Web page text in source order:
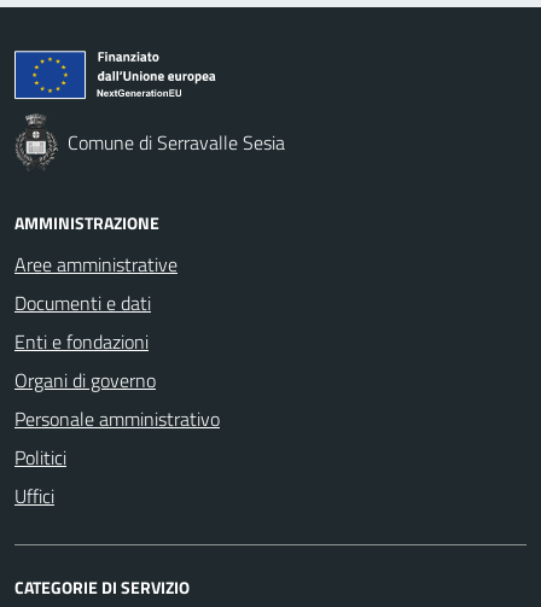
Comune di Serravalle Sesia
AMMINISTRAZIONE
Aree amministrative
Documenti e dati
Enti e fondazioni
Organi di governo
Personale amministrativo
Politici
Uffici
CATEGORIE DI SERVIZIO